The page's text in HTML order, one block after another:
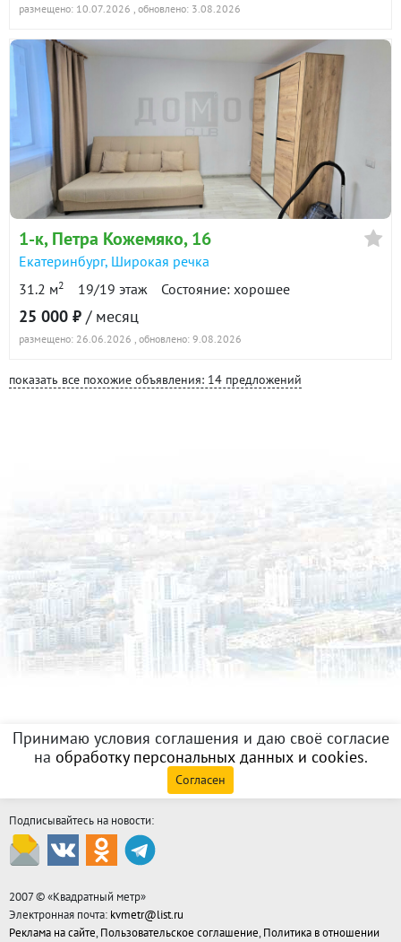
размещено: 10.07.2026 , обновлено: 3.08.2026
1-к, Петра Кожемяко, 16
Екатеринбург, Широкая речка
31.2 м2 19/19 этаж Состояние: хорошее
25 000 ₽ / месяц
размещено: 26.06.2026 , обновлено: 9.08.2026
показать все похожие объявления: 14 предложений
Принимаю условия соглашения и даю своё согласие
на обработку персональных данных и cookies.
Согласен
Подписывайтесь на новости:
2007 © «Квадратный метр»
Электронная почта: kvmetr@list.ru
Реклама на сайте, Пользовательское соглашение, Политика в отношении